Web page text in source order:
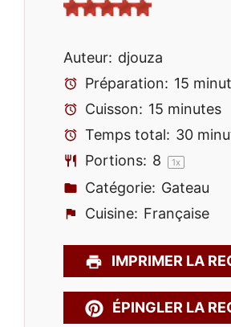
Auteur: djouza
Préparation: 15
Cuisson: 15 minutes
Temps total: 30
Portions: 8 1x
Catégorie: Gateau
Cuisine: Française
IMPRIMER LA
ÉPINGLER LA